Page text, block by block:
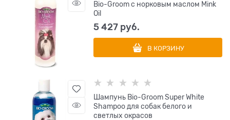
Bio-Groom с норковым маслом Mink
Oil
5 427 руб.
В КОРЗИНУ
Шампунь Bio-Groom Super White
Shampoo для собак белого и
светлых окрасов